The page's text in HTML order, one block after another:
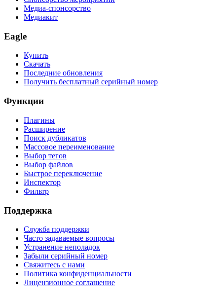
Медиа-спонсорство
Медиакит
Eagle
Купить
Скачать
Последние обновления
Получить бесплатный серийный номер
Функции
Плагины
Расширение
Поиск дубликатов
Массовое переименование
Выбор тегов
Выбор файлов
Быстрое переключение
Инспектор
Фильтр
Поддержка
Служба поддержки
Часто задаваемые вопросы
Устранение неполадок
Забыли серийный номер
Свяжитесь с нами
Политика конфиденциальности
Лицензионное соглашение